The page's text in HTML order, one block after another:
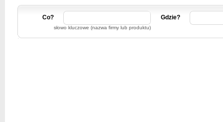
Co?
słowo kluczowe (nazwa firmy lub produktu)
Gdzie?